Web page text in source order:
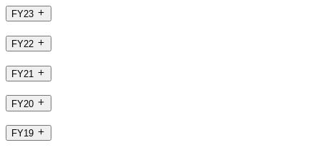
FY23
FY22
FY21
FY20
FY19